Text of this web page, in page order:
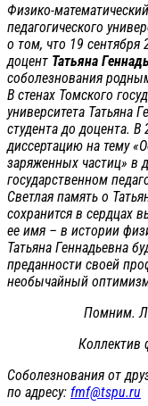
Физико-
педагогического
о том, что 19 сентября
доцент Татьяна
соболезнования
В стенах Томского
университета Татьяна
студента до доцента. В
диссертацию на тему
заряженных частиц» в
государственном
Светлая память о
сохранится в сердцах
ее имя – в истории
Татьяна Геннадьевна
преданности своей
необычайный
Помним.
Коллектив
Соболезнования от
по адресу: fmf@tspu.ru